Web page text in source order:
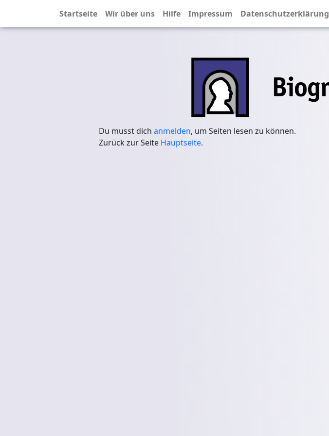
Startseite Wir über uns Hilfe Impressum Datenschutzerklärung
Du musst dich anmelden, um Seiten lesen zu können.
Zurück zur Seite Hauptseite.